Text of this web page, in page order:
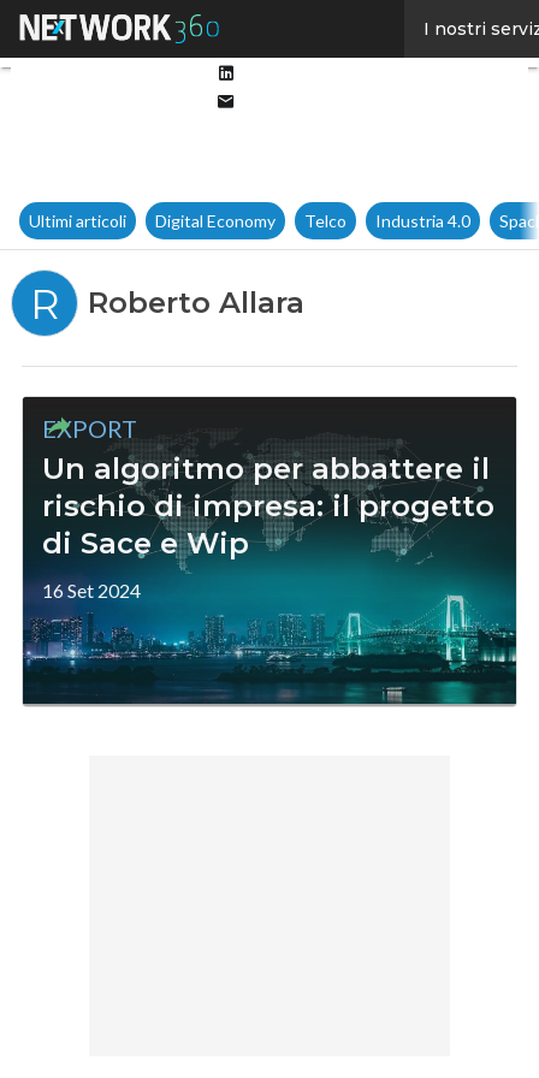
I nostri
Ultimi articoli Digital Economy Telco Industria 4.0
R Roberto Allara
EXPORT
Un algoritmo per abbattere il
rischio di impresa: il progetto
di Sace e Wip
16 Set 2024